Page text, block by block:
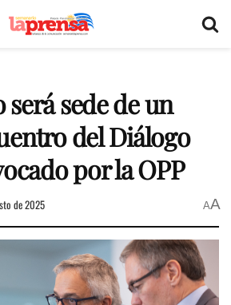
sede de un
del Diálogo
por la OPP
de 2025 AA